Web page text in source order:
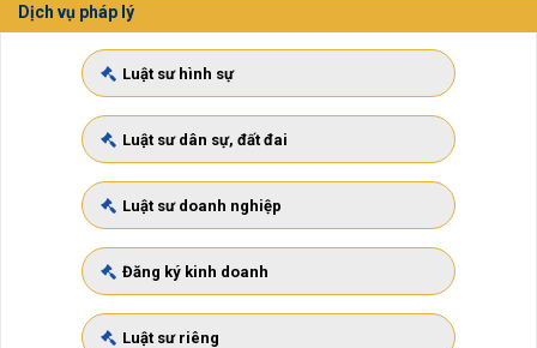
Dịch vụ pháp lý
Luật sư hình sự
Luật sư dân sự, đất đai
Luật sư doanh nghiệp
Đăng ký kinh doanh
Luật sư riêng